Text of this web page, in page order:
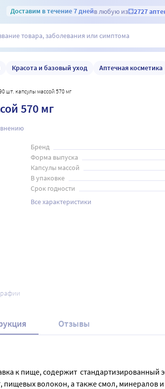
Доставим в течение 7 днейв любую из 2727
Красота и базовый уход Аптечная косметика
шт. капсулы массой 570 мг
570 мг
Бренд
Форма выпуска
Капсулы массой
В упаковке
Срок годности
Все характеристики
Отзывы
к пище, содержит  стандартизированный
волокон, а также смол,